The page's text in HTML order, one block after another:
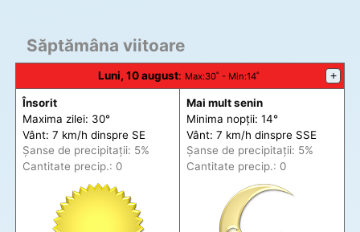
Săptămâna viitoare
Luni, 10 august: Max:30˚ - Min:14˚ +
Însorit
Maxima zilei: 30°
Vânt: 7 km/h dinspre SE
Șanse de precipitații: 5%
Cantitate precip.: 0
Mai mult senin
Minima nopții: 14°
Vânt: 7 km/h dinspre SSE
Șanse de precipitații: 5%
Cantitate precip.: 0